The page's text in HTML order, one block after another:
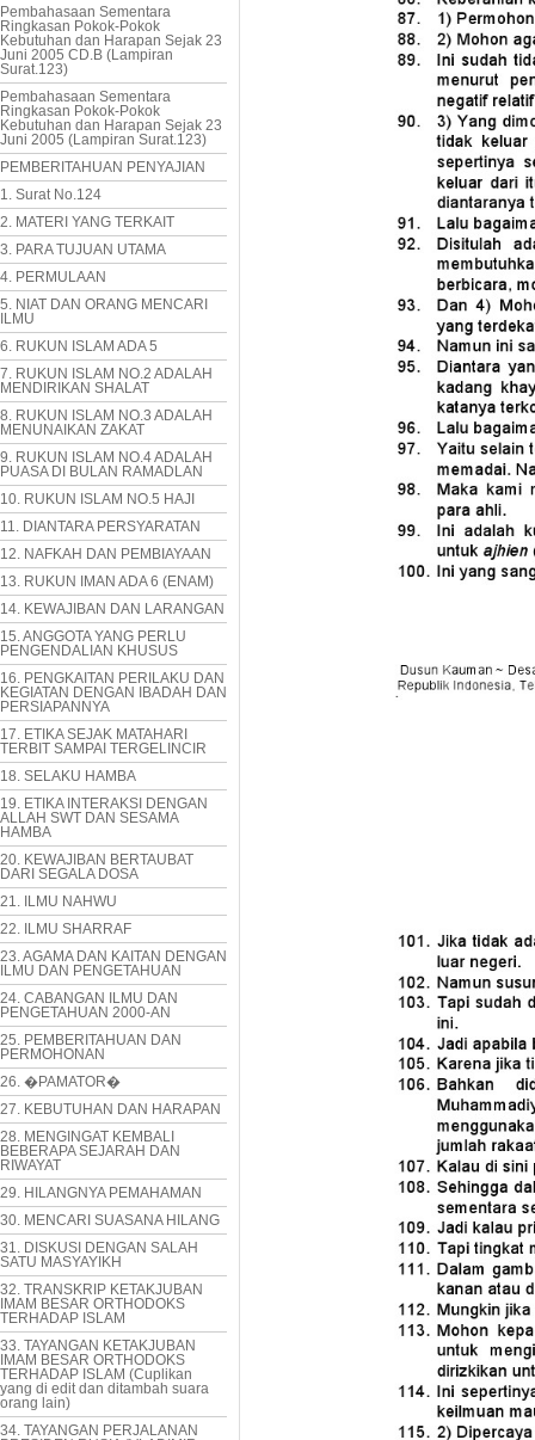
Pembahasaan Sementara
Ringkasan Pokok-Pokok
Kebutuhan dan Harapan Sejak 23
Juni 2005 CD.B (Lampiran
Surat.123)
Pembahasaan Sementara
Ringkasan Pokok-Pokok
Kebutuhan dan Harapan Sejak 23
Juni 2005 (Lampiran Surat.123)
PEMBERITAHUAN PENYAJIAN
1. Surat No.124
2. MATERI YANG TERKAIT
3. PARA TUJUAN UTAMA
4. PERMULAAN
5. NIAT DAN ORANG MENCARI
ILMU
6. RUKUN ISLAM ADA 5
7. RUKUN ISLAM NO.2 ADALAH
MENDIRIKAN SHALAT
8. RUKUN ISLAM NO.3 ADALAH
MENUNAIKAN ZAKAT
9. RUKUN ISLAM NO.4 ADALAH
PUASA DI BULAN RAMADLAN
10. RUKUN ISLAM NO.5 HAJI
11. DIANTARA PERSYARATAN
12. NAFKAH DAN PEMBIAYAAN
13. RUKUN IMAN ADA 6 (ENAM)
14. KEWAJIBAN DAN LARANGAN
15. ANGGOTA YANG PERLU
PENGENDALIAN KHUSUS
16. PENGKAITAN PERILAKU DAN
KEGIATAN DENGAN IBADAH DAN
PERSIAPANNYA
17. ETIKA SEJAK MATAHARI
TERBIT SAMPAI TERGELINCIR
18. SELAKU HAMBA
19. ETIKA INTERAKSI DENGAN
ALLAH SWT DAN SESAMA
HAMBA
20. KEWAJIBAN BERTAUBAT
DARI SEGALA DOSA
21. ILMU NAHWU
22. ILMU SHARRAF
23. AGAMA DAN KAITAN DENGAN
ILMU DAN PENGETAHUAN
24. CABANGAN ILMU DAN
PENGETAHUAN 2000-AN
25. PEMBERITAHUAN DAN
PERMOHONAN
26. �PAMATOR�
27. KEBUTUHAN DAN HARAPAN
28. MENGINGAT KEMBALI
BEBERAPA SEJARAH DAN
RIWAYAT
29. HILANGNYA PEMAHAMAN
30. MENCARI SUASANA HILANG
31. DISKUSI DENGAN SALAH
SATU MASYAYIKH
32. TRANSKRIP KETAKJUBAN
IMAM BESAR ORTHODOKS
TERHADAP ISLAM
33. TAYANGAN KETAKJUBAN
IMAM BESAR ORTHODOKS
TERHADAP ISLAM (Cuplikan
yang di edit dan ditambah suara
orang lain)
34. TAYANGAN PERJALANAN